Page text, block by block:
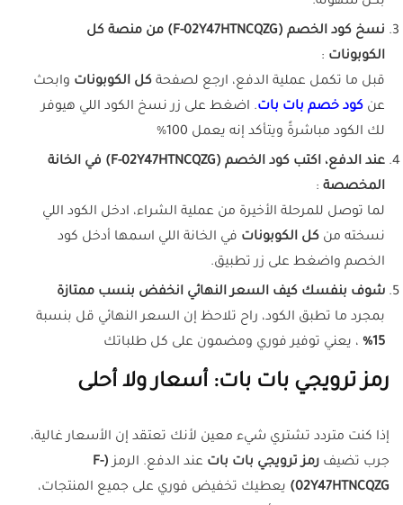
نسخ كود الخصم (F-02Y47HTNCQZG) من منصة كل
الكوبونات :
قبل ما تكمل عملية الدفع، ارجع لصفحة كل الكوبونات وابحث
عن كود خصم بات بات. اضغط على زر نسخ الكود اللي هيوفر
لك الكود مباشرةً ويتأكد إنه يعمل 100%
عند الدفع، اكتب كود الخصم (F-02Y47HTNCQZG) في الخانة
المخصصة :
لما توصل للمرحلة الأخيرة من عملية الشراء، ادخل الكود اللي
نسخته من كل الكوبونات في الخانة اللي اسمها أدخل كود
الخصم واضغط على زر تطبيق.
شوف بنفسك كيف السعر النهائي انخفض بنسب ممتازة
بمجرد ما تطبق الكود، راح تلاحظ إن السعر النهائي قل بنسبة
15%
، يعني توفير فوري ومضمون على كل طلباتك
رمز ترويجي بات بات: أسعار ولا أحلى
إذا كنت متردد تشتري شيء معين لأنك تعتقد إن الأسعار غالية،
جرب تضيف رمز ترويجي بات بات عند الدفع. الرمز (F-
02Y47HTNCQZG)
يعطيك تخفيض فوري على جميع المنتجات،